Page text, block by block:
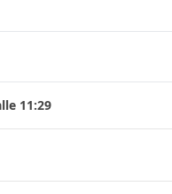
11:29